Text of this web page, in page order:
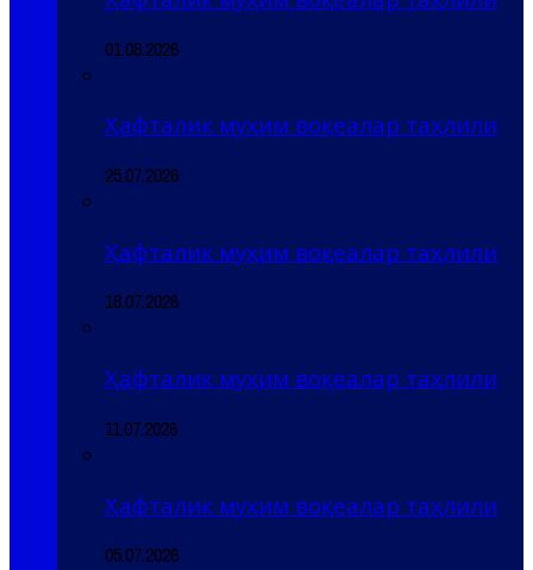
01.08.2026
Ҳафталик муҳим воқеалар таҳлили
25.07.2026
Ҳафталик муҳим воқеалар таҳлили
18.07.2026
Ҳафталик муҳим воқеалар таҳлили
11.07.2026
Ҳафталик муҳим воқеалар таҳлили
05.07.2026